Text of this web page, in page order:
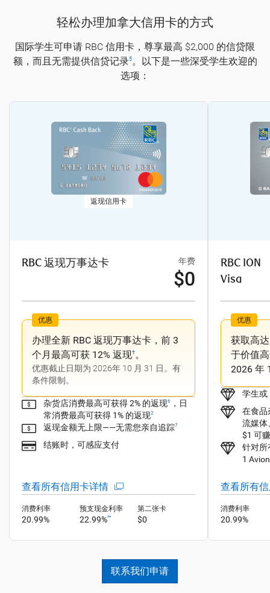
轻松办理加拿大信用卡的方式
国际学生可申请 RBC 信用卡，尊享最高 $2,000 的信贷限
额，而且无需提供信贷记录5。以下是一些深受学生欢迎的
选项：
返现信用卡
RBC 返现万事达卡 年费
$0
优惠
办理全新 RBC 返现万事达卡，前 3
个月最高可获 12% 返现† 。
优惠截止日期为 2026年 10 月 31 日。有
条件限制。
杂货店消费最高可获得 2% 的返现6
，日
常消费最高可获得 1% 的返现2
返现金额无上限——无需您亲自追踪7
结账时，可感应支付
查看所有信用卡详情
消费利率
20.99%
预支现金利率
22.99%**
第二张卡
$0
RBC ION
Visa
优惠
获取高
于价值
2026 年
学生或
在食品
流媒体
$1 可
针对所
1
查看所有
消费利率
20.99%
联系我们申请